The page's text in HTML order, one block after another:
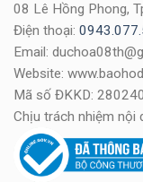
08 Lê Hồng Phong,
Điện thoại:
Email:
Website:
Mã số ĐKKD:
Chịu trách nhiệm nội